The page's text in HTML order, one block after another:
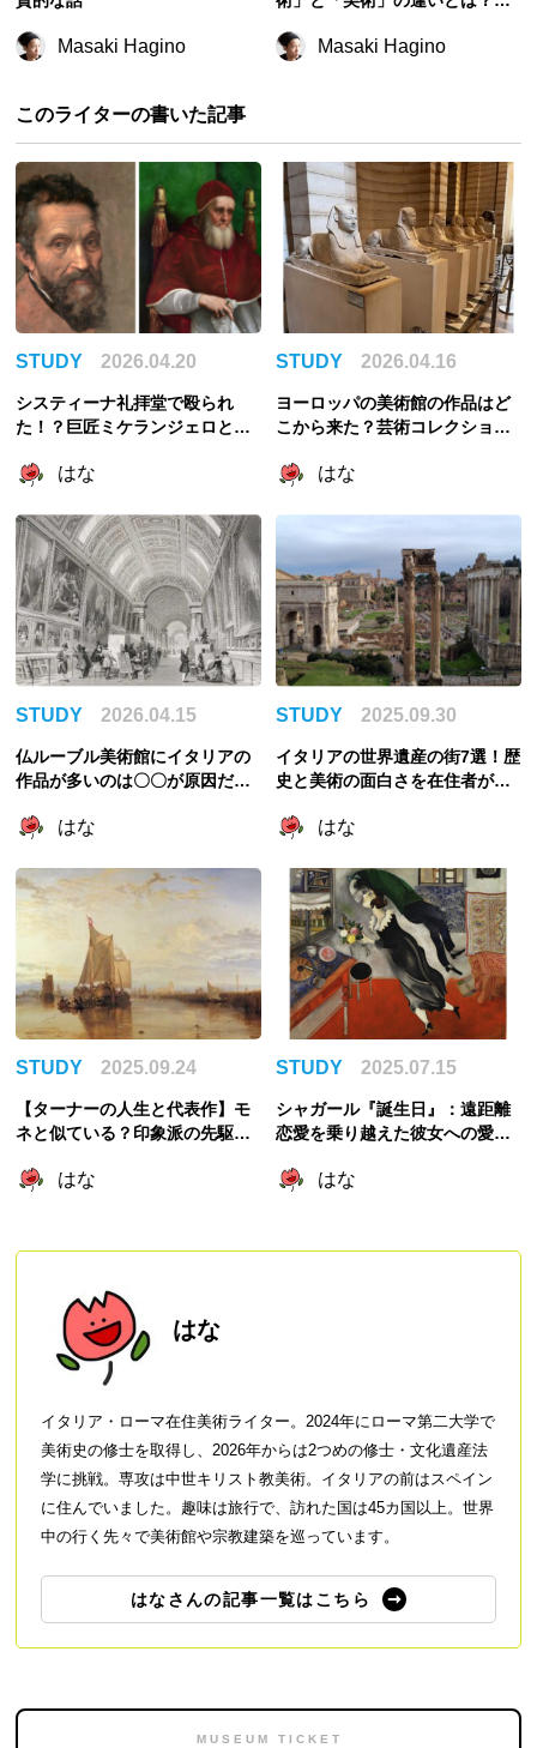
Masaki Hagino Masaki Hagino
このライターの書いた記事
STUDY 2026.04.20
システィーナ礼拝堂で殴られ
た！？巨匠ミケランジェロと教
ピソード3選
はな
STUDY 2026.04.16
ヨーロッパの美術館の作品はど
こから来た？芸術コレクション
はな
STUDY 2026.04.15
仏ルーブル美術館にイタリアの
作品が多いのは〇〇が原因だっ
く
はな
STUDY 2025.09.30
イタリアの世界遺産の街7選！歴
史と美術の面白さを在住者が解
はな
STUDY 2025.09.24
【ターナーの人生と代表作】モ
ネと似ている？印象派の先駆
はな
STUDY 2025.07.15
シャガール『誕生日』：遠距離
恋愛を乗り越えた彼女への愛が
はな
はな
イタリア・ローマ在住美術ライター。2024年にローマ第二大学で
美術史の修士を取得し、2026年からは2つめの修士・文化遺産法
学に挑戦。専攻は中世キリスト教美術。イタリアの前はスペイン
に住んでいました。趣味は旅行で、訪れた国は45カ国以上。世界
中の行く先々で美術館や宗教建築を巡っています。
はなさんの記事一覧はこちら
MUSEUM TICKET